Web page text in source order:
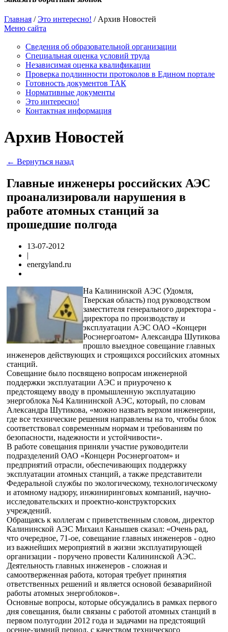
Главная /Это интересно! / Архив Новостей
Меню сайта
Сведения об образовательной организации
Cпециальная оценка условий труда
Независимая оценка квалификации
Проверка подлинности протоколов в Едином портале
Готовность документов ТАК
Нормативные документы
Это интересно!
Контактная информация
Архив Новостей
← Вернуться назад
Главные инженеры российских АЭС
проанализировали нарушения в
работе атомных станций за
прошедшие полгода
13-07-2012
|
energyland.ru
На Калининской АЭС (Удомля,
Тверская область) под руководством
заместителя генерального директора -
директора по производству и
эксплуатации АЭС ОАО «Концерн
Росэнергоатом» Александра Шутикова
прошло выездное совещание главных
инженеров действующих и строящихся российских атомных
станций.
Совещание было посвящено вопросам инженерной
поддержки эксплуатации АЭС и приурочено к
предстоящему вводу в промышленную эксплуатацию
энергоблока №4 Калининской АЭС, который, по словам
Александра Шутикова, «можно назвать верхом инженерии,
где все технические решения направлены на то, чтобы блок
соответствовал современным нормам и требованиям по
безопасности, надежности и устойчивости».
В работе совещания приняли участие руководители
подразделений ОАО «Концерн Росэнергоатом» и
предприятий отрасли, обеспечивающих поддержку
эксплуатации атомных станций, а также представители
Федеральной службы по экологическому, технологическому
и атомному надзору, инжиниринговых компаний, научно-
исследовательских и проектно-конструкторских
учреждений.
Обращаясь к коллегам с приветственным словом, директор
Калининской АЭС Михаил Канышев сказал: «Очень рад,
что очередное, 71-ое, совещание главных инженеров - одно
из важнейших мероприятий в жизни эксплуатирующей
организации - поручено провести Калининской АЭС.
Деятельность главных инженеров - сложная и
самоотверженная работа, которая требует принятия
ответственных решений и является основой безаварийной
работы атомных энергоблоков».
Основные вопросы, которые обсуждались в рамках первого
дня совещания, были связаны с работой атомных станций в
первом полугодии 2012 года и задачами на предстоящий
осенне-зимний период, с качеством технического